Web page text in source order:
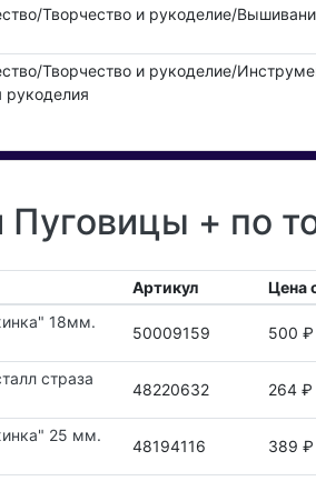
Творчество и рукоделие/
Творчество и рукоделие/
рукоделия
+ по
Артикул Цена
18мм.
50009159 500 ₽
страза
48220632 264 ₽
25 мм.
48194116 389 ₽